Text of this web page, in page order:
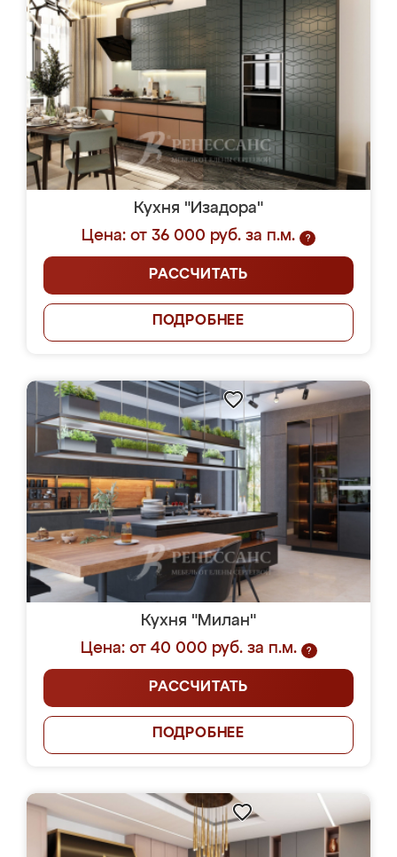
Кухня "Изадора"
Цена: от 36 000 руб. за п.м.
?
РАССЧИТАТЬ
ПОДРОБНЕЕ
Кухня "Милан"
Цена: от 40 000 руб. за п.м.
?
РАССЧИТАТЬ
ПОДРОБНЕЕ